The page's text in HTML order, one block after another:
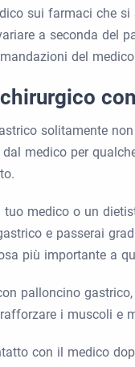
sui farmaci che
a seconda del
del
solitamente
medico per
medico o un
e passerai
più importante a
palloncino
i muscoli e
con il medico